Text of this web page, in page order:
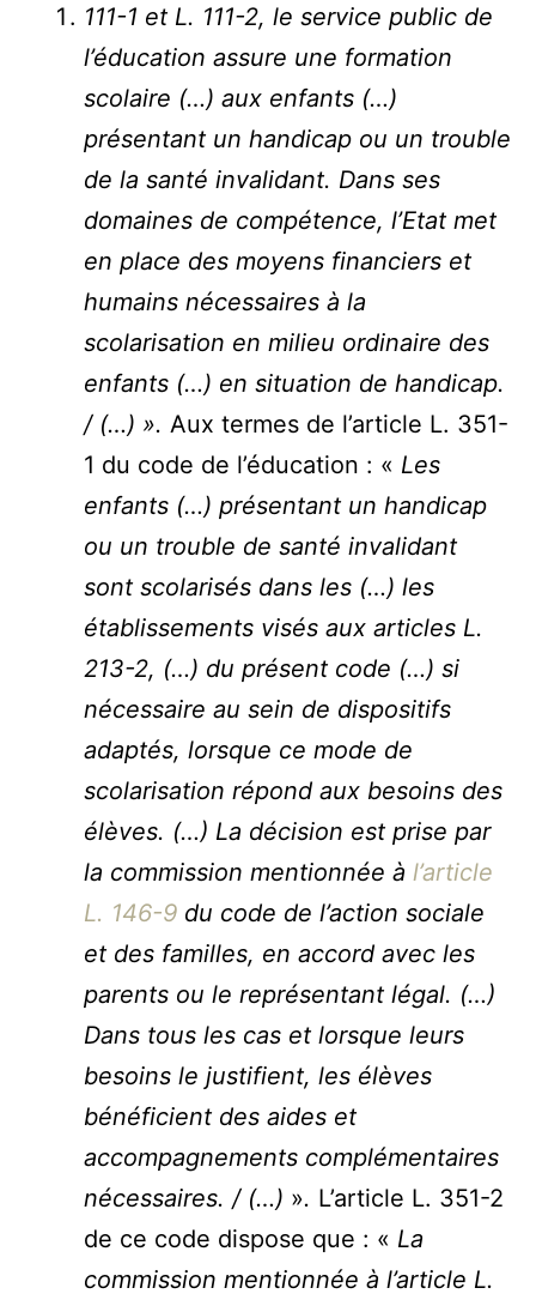
111-1 et L. 111-2, le service public de
l’éducation assure une formation
scolaire (…) aux enfants (…)
présentant un handicap ou un trouble
de la santé invalidant. Dans ses
domaines de compétence, l’Etat met
en place des moyens financiers et
humains nécessaires à la
scolarisation en milieu ordinaire des
enfants (…) en situation de handicap.
/ (…) ». Aux termes de l’article L. 351-
1 du code de l’éducation : « Les
enfants (…) présentant un handicap
ou un trouble de santé invalidant
sont scolarisés dans les (…) les
établissements visés aux articles L.
213-2, (…) du présent code (…) si
nécessaire au sein de dispositifs
adaptés, lorsque ce mode de
scolarisation répond aux besoins des
élèves. (…) La décision est prise par
la commission mentionnée à l’article
L. 146-9 du code de l’action sociale
et des familles, en accord avec les
parents ou le représentant légal. (…)
Dans tous les cas et lorsque leurs
besoins le justifient, les élèves
bénéficient des aides et
accompagnements complémentaires
nécessaires. / (…) ». L’article L. 351-2
de ce code dispose que : « La
commission mentionnée à l’article L.